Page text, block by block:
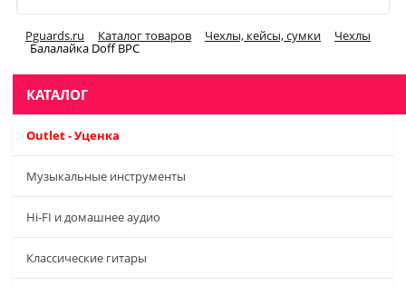
Pguards.ru Каталог товаров Чехлы, кейсы, сумки Чехлы
Балалайка Doff BPC
КАТАЛОГ
Outlet - Уценка
Музыкальные инструменты
Hi-FI и домашнее аудио
Классические гитары